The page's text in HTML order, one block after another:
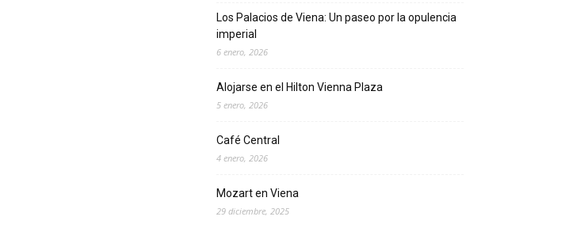
Los Palacios de Viena: Un paseo por la opulencia
imperial
6 enero, 2026
Alojarse en el Hilton Vienna Plaza
5 enero, 2026
Café Central
4 enero, 2026
Mozart en Viena
29 diciembre, 2025